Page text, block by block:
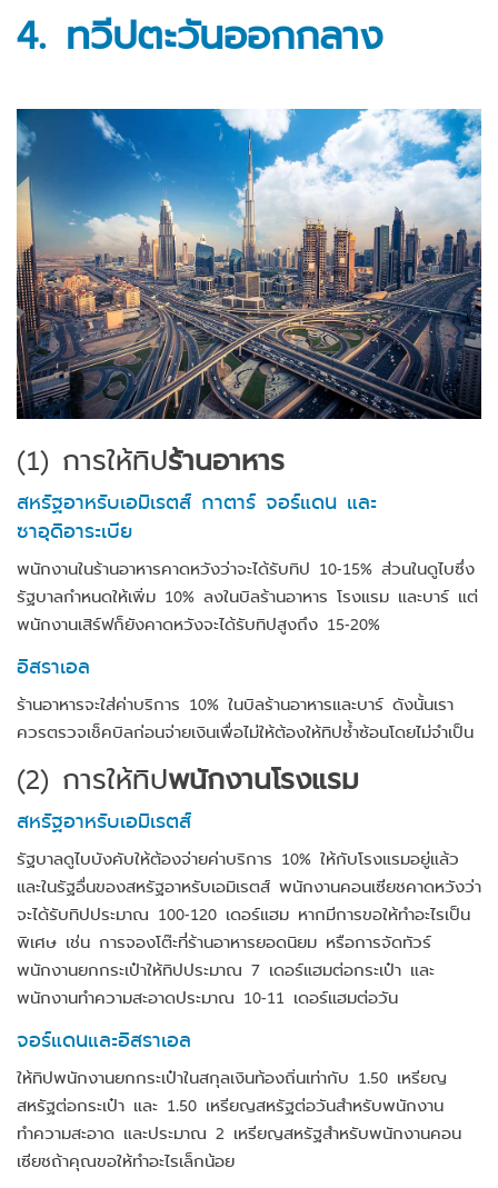
4. ทวีปตะวันออกกลาง
(1) การให้ทิปร้านอาหาร
สหรัฐอาหรับเอมิเรตส์ กาตาร์ จอร์แดน และ
ซาอุดิอาระเบีย
พนักงานในร้านอาหารคาดหวังว่าจะได้รับทิป 10-15% ส่วนในดูไบซึ่ง
รัฐบาลกำหนดให้เพิ่ม 10% ลงในบิลร้านอาหาร โรงแรม และบาร์ แต่
พนักงานเสิร์ฟก็ยังคาดหวังจะได้รับทิปสูงถึง 15-20%
อิสราเอล
ร้านอาหารจะใส่ค่าบริการ 10% ในบิลร้านอาหารและบาร์ ดังนั้นเรา
ควรตรวจเช็คบิลก่อนจ่ายเงินเพื่อไม่ให้ต้องให้ทิปซ้ำซ้อนโดยไม่จำเป็น
(2) การให้ทิปพนักงานโรงแรม
สหรัฐอาหรับเอมิเรตส์
รัฐบาลดูไบบังคับให้ต้องจ่ายค่าบริการ 10% ให้กับโรงแรมอยู่แล้ว
และในรัฐอื่นของสหรัฐอาหรับเอมิเรตส์ พนักงานคอนเซียชคาดหวังว่า
จะได้รับทิปประมาณ 100-120 เดอร์แฮม หากมีการขอให้ทำอะไรเป็น
พิเศษ เช่น การจองโต๊ะที่ร้านอาหารยอดนิยม หรือการจัดทัวร์
พนักงานยกกระเป๋าให้ทิปประมาณ 7 เดอร์แฮมต่อกระเป๋า และ
พนักงานทำความสะอาดประมาณ 10-11 เดอร์แฮมต่อวัน
จอร์แดนและอิสราเอล
ให้ทิปพนักงานยกกระเป๋าในสกุลเงินท้องถิ่นเท่ากับ 1.50 เหรียญ
สหรัฐต่อกระเป๋า และ 1.50 เหรียญสหรัฐต่อวันสำหรับพนักงาน
ทำความสะอาด และประมาณ 2 เหรียญสหรัฐสำหรับพนักงานคอน
เซียชถ้าคุณขอให้ทำอะไรเล็กน้อย